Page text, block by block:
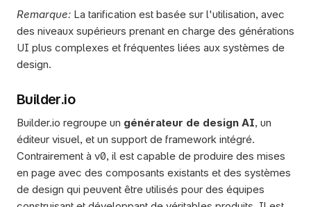
Remarque: La tarification est basée sur l'utilisation, avec
des niveaux supérieurs prenant en charge des générations
UI plus complexes et fréquentes liées aux systèmes de
design.
Builder.io
Builder.io regroupe un générateur de design AI, un
éditeur visuel, et un support de framework intégré.
Contrairement à v0, il est capable de produire des mises
en page avec des composants existants et des systèmes
de design qui peuvent être utilisés pour des équipes